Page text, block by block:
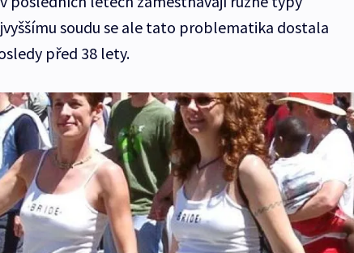
soudu se ale tato problematika dostala
před 38 lety.